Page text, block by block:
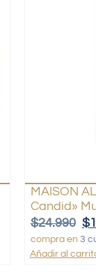
MAISON
Candid»
$24.990 $
compra en 3
Añadir al